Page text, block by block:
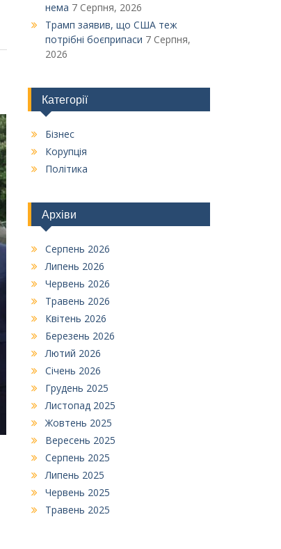
нема 7 Серпня, 2026
Трамп заявив, що США теж
потрібні боєприпаси 7 Серпня,
2026
Категорії
Бізнес
Корупція
Політика
Архіви
Серпень 2026
Липень 2026
Червень 2026
Травень 2026
Квітень 2026
Березень 2026
Лютий 2026
Січень 2026
Грудень 2025
Листопад 2025
Жовтень 2025
Вересень 2025
Серпень 2025
Липень 2025
Червень 2025
Травень 2025